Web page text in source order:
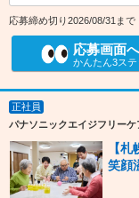
応募締め切り2026/08/31まで
応募画面
かんたん3ステ
正社員
パナソニックエイジフリー
【
笑顔